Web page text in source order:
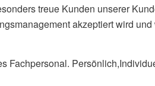
treue Kunden unserer
akzeptiert wird
Fachpersonal.